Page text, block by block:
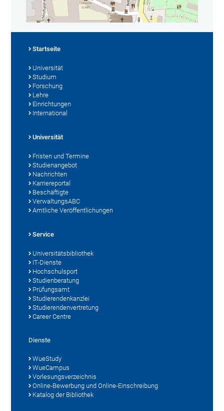
Startseite
Universität
Studium
Forschung
Lehre
Einrichtungen
International
Universität
Fristen und Termine
Studienangebot
Nachrichten
Karriereportal
Beschäftigte
VerwaltungsABC
Amtliche Veröffentlichungen
Service
Universitätsbibliothek
IT-Dienste
Hochschulsport
Studienberatung
Prüfungsamt
Studierendenkanzlei
Studierendenvertretung
Career Centre
Dienste
WueStudy
WueCampus
Vorlesungsverzeichnis
Online-Bewerbung und Online-Einschreibung
Katalog der Bibliothek